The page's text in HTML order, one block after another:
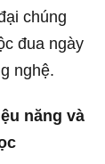
chúng
đua ngày
nghệ.
năng và